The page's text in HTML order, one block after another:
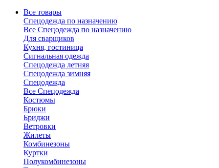
Все товары
Спецодежда по назначению
Все Спецодежда по назначению
Для сварщиков
Кухня, гостиница
Сигнальная одежда
Спецодежда летняя
Спецодежда зимняя
Спецодежда
Все Спецодежда
Костюмы
Брюки
Бриджи
Ветровки
Жилеты
Комбинезоны
Куртки
Полукомбинезоны